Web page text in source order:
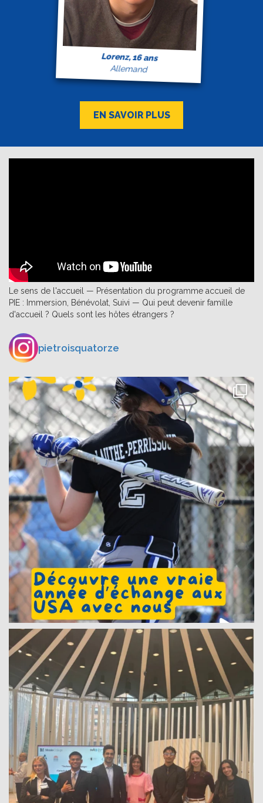
Lorenz, 16 ans
Allemand
EN SAVOIR PLUS
Le sens de l'accueil — Présentation du programme accueil de
PIE : Immersion, Bénévolat, Suivi — Qui peut devenir famille
d'accueil ? Quels sont les hôtes étrangers ?
pietroisquatorze